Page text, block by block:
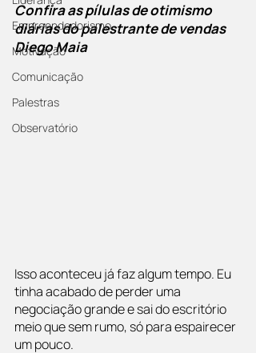
Empreendedorismo
Motivação
Comunicação
Palestras
Observatório
Confira as pílulas de otimismo
diárias do palestrante de vendas
Diego Maia
Isso aconteceu já faz algum tempo. Eu
tinha acabado de perder uma
negociação grande e sai do escritório
meio que sem rumo, só para espairecer
um pouco.